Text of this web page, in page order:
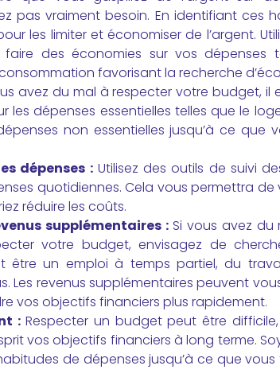
pas vraiment besoin. En identifiant ces
les limiter et économiser de l’argent.
des économies sur vos dépenses
favorisant la recherche
avez du mal à respecter votre budget, il
les dépenses essentielles telles que le
non essentielles jusqu’à ce que
dépenses :Utilisez des outils de suivi
quotidiennes. Cela vous permettra
réduire les coûts.
supplémentaires :Si vous avez du
votre budget, envisagez de
être un emploi à temps partiel, du
Les revenus supplémentaires peuvent
vos objectifs financiers plus rapidement.
:Respecter un budget peut être
vos objectifs financiers à long terme.
de dépenses jusqu’à ce que